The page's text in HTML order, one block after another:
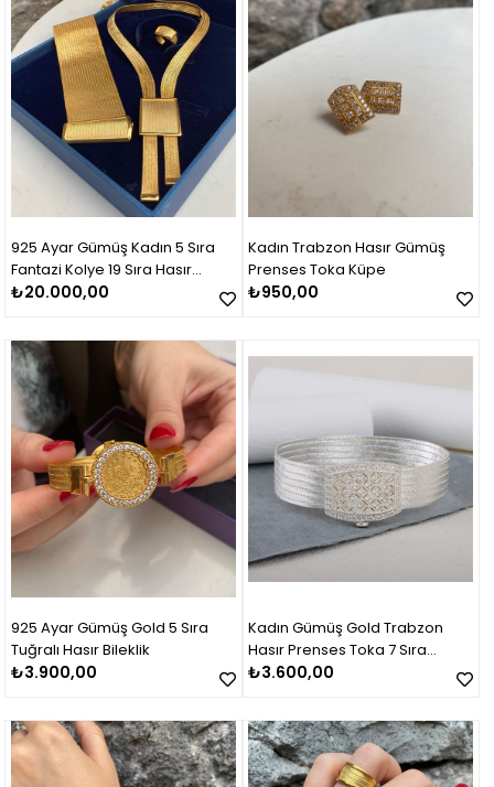
925 Ayar Gümüş Kadın 5 Sıra
Fantazi Kolye 19 Sıra Hasır
Bileklik Set Takım
₺20.000,00
Kadın Trabzon Hasır Gümüş
Prenses Toka Küpe
₺950,00
925 Ayar Gümüş Gold 5 Sıra
Tuğralı Hasır Bileklik
₺3.900,00
Kadın Gümüş Gold Trabzon
Hasır Prenses Toka 7 Sıra
Bileklik
₺3.600,00